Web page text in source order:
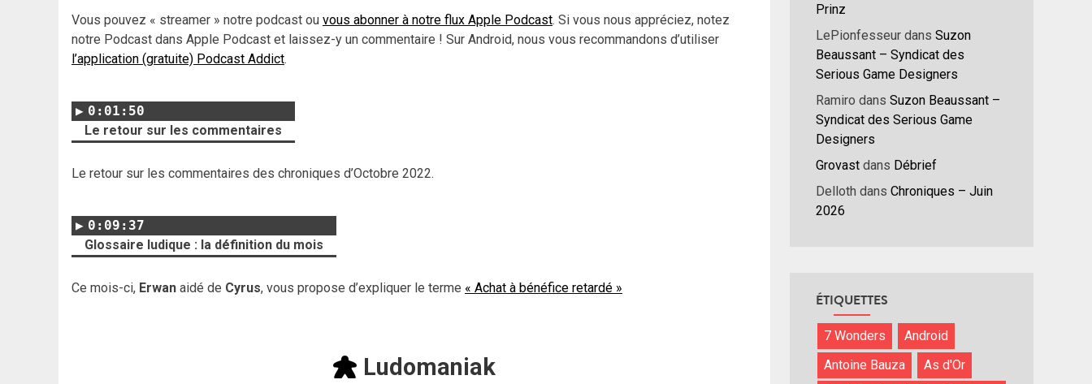
pour
Vous pouvez « streamer » notre podcast ou vous abonner à notre flux Apple Podcast. Si vous nous appréciez, notez
notre Podcast dans Apple Podcast et laissez-y un commentaire ! Sur Android, nous vous recommandons d’utiliser
l’application (gratuite) Podcast Addict.
0:01:50
Le retour sur les commentaires
Le retour sur les commentaires des chroniques d’Octobre 2022.
0:09:37
Glossaire ludique : la définition du mois
Ce mois-ci, Erwan aidé de Cyrus, vous propose d’expliquer le terme « Achat à bénéfice retardé »
Ludomaniak
Prinz
LePionfesseur dans Suzon
Beaussant – Syndicat des
Serious Game Designers
Ramiro dans Suzon Beaussant –
Syndicat des Serious Game
Designers
Grovast dans Débrief
Delloth dans Chroniques – Juin
2026
ÉTIQUETTES
7 Wonders
Android
Antoine Bauza
As d'Or